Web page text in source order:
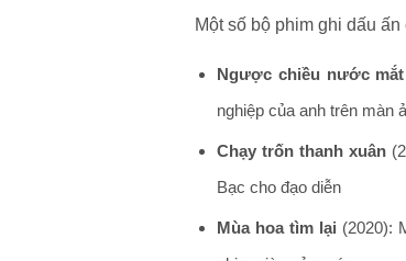
Một số bộ phim ghi dấu
Ngược chiều nước mắt
nghiệp của anh trên màn
Chạy trốn thanh xuân
Bạc cho đạo diễn
Mùa hoa tìm lại (2020):